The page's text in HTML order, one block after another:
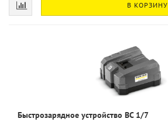
В КОРЗИНУ
Быстрозарядное устройство BC 1/7